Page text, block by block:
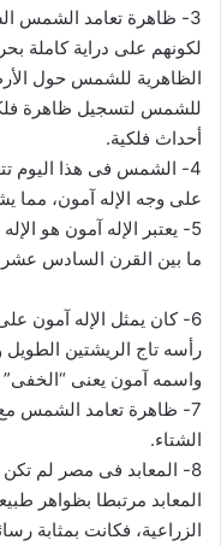
3- ظاهرة تعامد الشمس
لكونهم على دراية كاملة
الظاهرية للشمس حول
للشمس لتسجيل ظاهرة
أحداث فلكية.
4- الشمس فى هذا اليوم
على وجه الإله آمون، مما
5- يعتبر الإله آمون هو
ما بين القرن السادس
6- كان يمثل الإله
رأسه تاج الريشتين
واسمه آمون يعنى
7- ظاهرة تعامد الشمس مع
الشتاء.
8- المعابد فى مصر لم تكن
المعابد مرتبطا بظواهر
الزراعية، فكانت بمثابة